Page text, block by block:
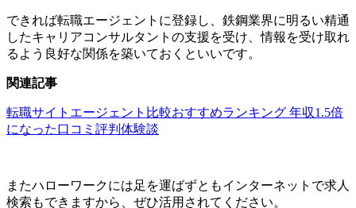
できれば転職エージェントに登録し、鉄鋼業界に明るい精通
したキャリアコンサルタントの支援を受け、情報を受け取れ
るよう良好な関係を築いておくといいです。
関連記事
転職サイトエージェント比較おすすめランキング 年収1.5倍
になった口コミ評判体験談
またハローワークには足を運ばずともインターネットで求人
検索もできますから、ぜひ活用されてください。